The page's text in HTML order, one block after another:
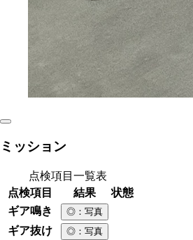
ミッション
点検項目一覧表
点検項目
結果
状態
ギア鳴き
◎ ：写真
ギア抜け ◎ ：写真